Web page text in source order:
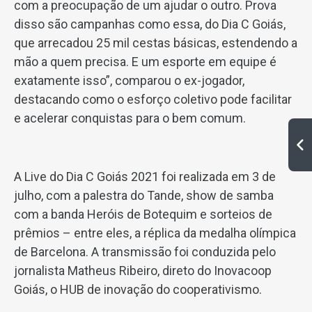
com a preocupação de um ajudar o outro. Prova
disso são campanhas como essa, do Dia C Goiás,
que arrecadou 25 mil cestas básicas, estendendo a
mão a quem precisa. E um esporte em equipe é
exatamente isso”, comparou o ex-jogador,
destacando como o esforço coletivo pode facilitar
e acelerar conquistas para o bem comum.
A Live do Dia C Goiás 2021 foi realizada em 3 de
julho, com a palestra do Tande, show de samba
com a banda Heróis de Botequim e sorteios de
prêmios – entre eles, a réplica da medalha olímpica
de Barcelona. A transmissão foi conduzida pelo
jornalista Matheus Ribeiro, direto do Inovacoop
Goiás, o HUB de inovação do cooperativismo.